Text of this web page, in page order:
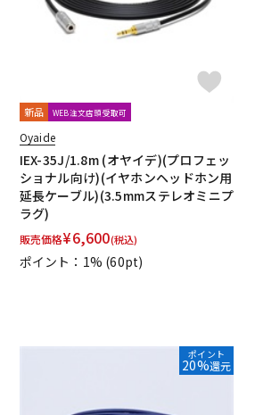
新品 WEB注文店頭受取可
Oyaide
IEX-35J/1.8m (オヤイデ)(プロフェッ
ショナル向け)(イヤホンヘッドホン用
延長ケーブル)(3.5mmステレオミニプ
ラグ)
販売価格¥6,600(税込)
ポイント：1% (60pt)
ポイント
20%還元